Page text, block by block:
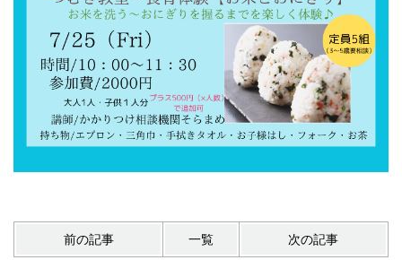
前の記事 一覧 次の記事